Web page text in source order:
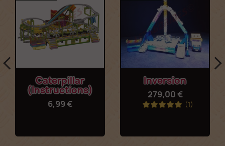
Caterpillar
(Instructions)
6,99 €
Inversion
279,00 €
(1)